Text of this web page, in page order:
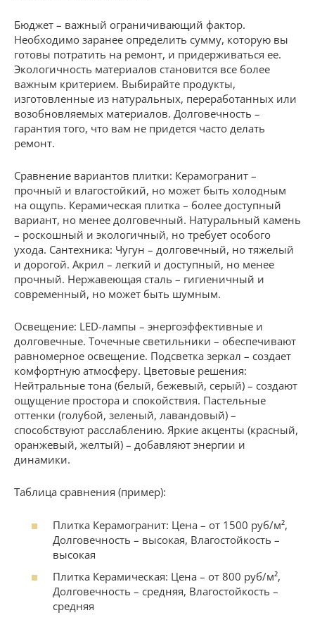
Бюджет – важный ограничивающий фактор.
Необходимо заранее определить сумму, которую вы
готовы потратить на ремонт, и придерживаться ее.
Экологичность материалов становится все более
важным критерием. Выбирайте продукты,
изготовленные из натуральных, переработанных или
возобновляемых материалов. Долговечность –
гарантия того, что вам не придется часто делать
ремонт.
Сравнение вариантов плитки: Керамогранит –
прочный и влагостойкий, но может быть холодным
на ощупь. Керамическая плитка – более доступный
вариант, но менее долговечный. Натуральный камень
– роскошный и экологичный, но требует особого
ухода. Сантехника: Чугун – долговечный, но тяжелый
и дорогой. Акрил – легкий и доступный, но менее
прочный. Нержавеющая сталь – гигиеничный и
современный, но может быть шумным.
Освещение: LED-лампы – энергоэффективные и
долговечные. Точечные светильники – обеспечивают
равномерное освещение. Подсветка зеркал – создает
комфортную атмосферу. Цветовые решения:
Нейтральные тона (белый, бежевый, серый) – создают
ощущение простора и спокойствия. Пастельные
оттенки (голубой, зеленый, лавандовый) –
способствуют расслаблению. Яркие акценты (красный,
оранжевый, желтый) – добавляют энергии и
динамики.
Таблица сравнения (пример):
Плитка Керамогранит: Цена – от 1500 руб/м²,
Долговечность – высокая, Влагостойкость –
высокая
Плитка Керамическая: Цена – от 800 руб/м²,
Долговечность – средняя, Влагостойкость –
средняя